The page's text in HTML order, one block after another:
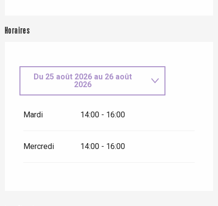
Horaires
Du 25 août 2026 au 26 août
2026
Mardi 14:00 - 16:00
Mercredi 14:00 - 16:00